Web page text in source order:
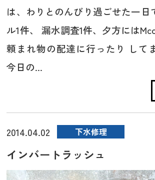
は、わりとのんびり過ごせた一日
ル1件、 漏水調査1件、夕方には
頼まれ物の配達に行ったり して
今日の...
2014.04.02 下水修理
インバートラッシュ